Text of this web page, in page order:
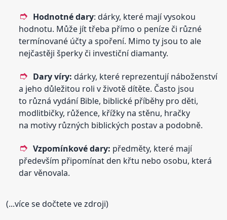
Hodnotné dary: dárky, které mají vysokou
hodnotu. Může jít třeba přímo o peníze či různé
termínované účty a spoření. Mimo ty jsou to ale
nejčastěji šperky či investiční diamanty.
Dary víry: dárky, které reprezentují náboženství
a jeho důležitou roli v životě dítěte. Často jsou
to různá vydání Bible, biblické příběhy pro děti,
modlitbičky, růžence, křížky na stěnu, hračky
na motivy různých biblických postav a podobně.
Vzpomínkové dary: předměty, které mají
především připomínat den křtu nebo osobu, která
dar věnovala.
(...více se dočtete ve zdroji)